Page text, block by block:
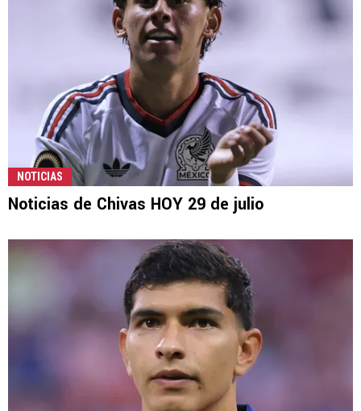
NOTICIAS
Noticias de Chivas HOY 29 de julio